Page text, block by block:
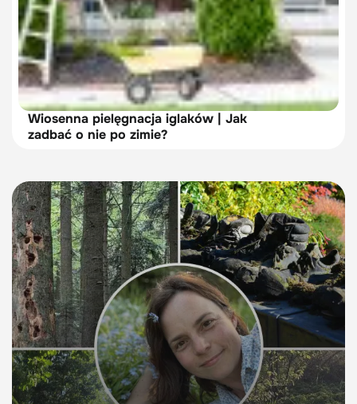
Wiosenna pielęgnacja iglaków | Jak
zadbać o nie po zimie?